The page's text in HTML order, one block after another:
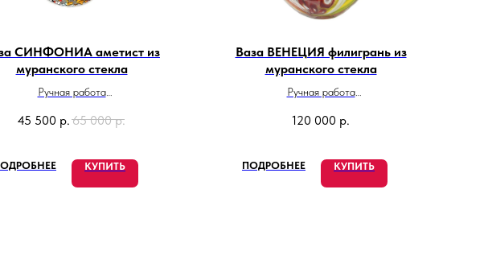
СИНФОНИА аметист из
муранского стекла
Ручная работа
Сделано в Италии
45 500 р. 65 000 р.
КУПИТЬ
Ваза ВЕНЕЦИЯ филигрань из
муранского стекла
Ручная работа
Сделано в Италии
120 000 р.
ПОДРОБНЕЕ КУПИТЬ